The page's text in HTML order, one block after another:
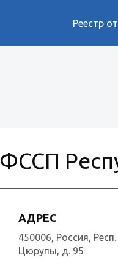
Реестр
ФССП
АДРЕС
450006, Россия,
Цюрупы, д. 95